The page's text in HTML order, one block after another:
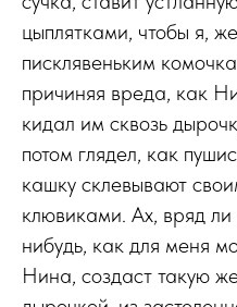
цыплятками, чтобы я,
писклявеньким
причиняя вреда, как
кидал им сквозь
потом глядел, как
кашку склевывают
клювиками. Ах, вряд ли
нибудь, как для меня
Нина, создаст такую